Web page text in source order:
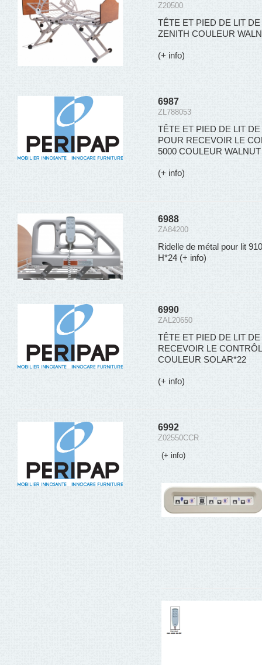
Z20500
TÊTE ET PIED DE LIT
ZENITH COULEUR
(+ info)
6987
ZL788053
TÊTE ET PIED DE LIT
POUR RECEVOIR LE
5000 COULEUR
(+ info)
6988
ZA84200
Ridelle de métal pour lit
H*24 (+ info)
6990
ZAL20650
TÊTE ET PIED DE LIT
RECEVOIR LE
COULEUR SOLAR*22
(+ info)
6992
Z02550CCR
(+ info)